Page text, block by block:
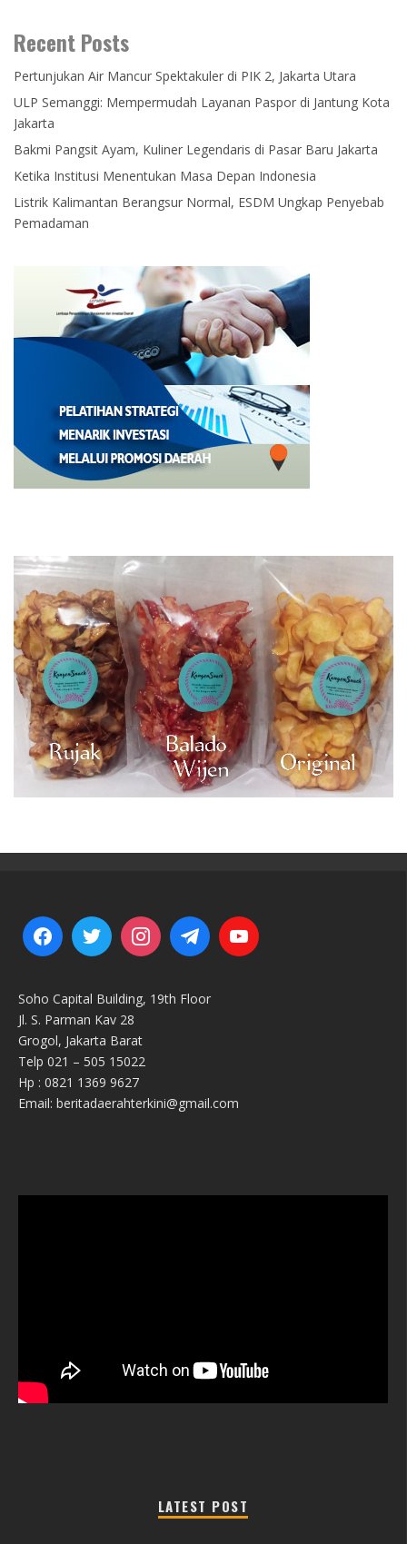
Recent Posts
Pertunjukan Air Mancur Spektakuler di PIK 2, Jakarta Utara
ULP Semanggi: Mempermudah Layanan Paspor di Jantung Kota
Jakarta
Bakmi Pangsit Ayam, Kuliner Legendaris di Pasar Baru Jakarta
Ketika Institusi Menentukan Masa Depan Indonesia
Listrik Kalimantan Berangsur Normal, ESDM Ungkap Penyebab
Pemadaman
Soho Capital Building, 19th Floor
Jl. S. Parman Kav 28
Grogol, Jakarta Barat
Telp 021 – 505 15022
Hp : 0821 1369 9627
Email: beritadaerahterkini@gmail.com
LATEST POST